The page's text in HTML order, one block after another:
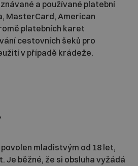
a používané platební
MasterCard, American
platebních karet
cestovních šeků pro
v případě krádeže.
mladistvým od 18 let,
Je běžné, že si obsluha vyžádá